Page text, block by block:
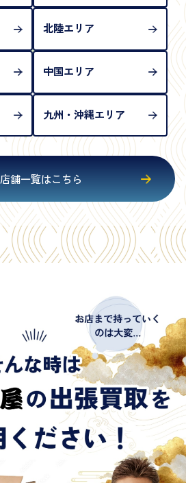
北陸エリア
中国エリア
九州・沖縄エリア
店舗一覧はこちら